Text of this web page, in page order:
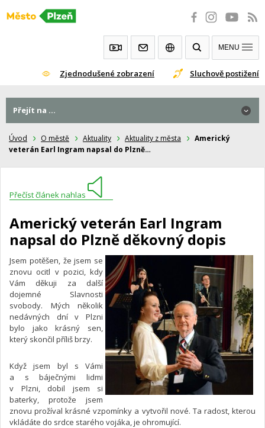
Přeskočit
Zjednodušené zobrazení Sluchově postižení
MENU
Úvod O městě Aktuality Aktuality z města
Americký
veterán Earl Ingram napsal do Plzně…
Přečíst článek nahlas
Americký veterán Earl Ingram
napsal do Plzně děkovný dopis
Jsem potěšen, že jsem se
znovu ocitl v pozici, kdy
Vám děkuji za další
dojemné Slavnosti
svobody. Mých několik
nedávných dní v Plzni
bylo jako krásný sen,
který skončil příliš brzy.
Když jsem byl s Vámi
a s báječnými lidmi
v Plzni, dobil jsem si
baterky, protože jsem
znovu prožíval krásné vzpomínky a vytvořil nové. Ta radost, kterou
vkládáte do srdce starého vojáka, je ohromující.
Přejít na ...